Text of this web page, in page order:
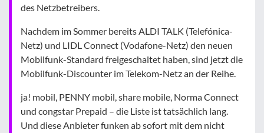
des Netzbetreibers.
Nachdem im Sommer bereits ALDI TALK (Telefónica-
Netz) und LIDL Connect (Vodafone-Netz) den neuen
Mobilfunk-Standard freigeschaltet haben, sind jetzt die
Mobilfunk-Discounter im Telekom-Netz an der Reihe.
ja! mobil, PENNY mobil, share mobile, Norma Connect
und congstar Prepaid – die Liste ist tatsächlich lang.
Und diese Anbieter funken ab sofort mit dem nicht